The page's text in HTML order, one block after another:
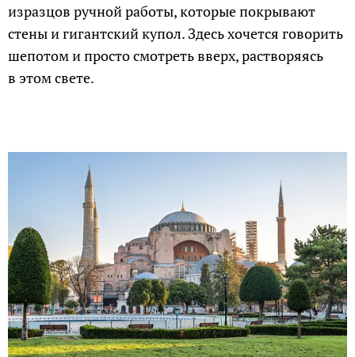
изразцов ручной работы, которые покрывают
стены и гигантский купол. Здесь хочется говорить
шепотом и просто смотреть вверх, растворяясь
в этом свете.